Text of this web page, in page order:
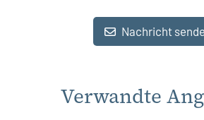
Nachricht
Verwandte